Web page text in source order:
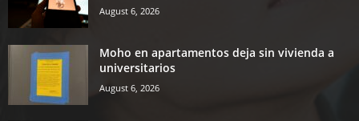
August 6, 2026
Moho en apartamentos deja sin vivienda a
universitarios
August 6, 2026